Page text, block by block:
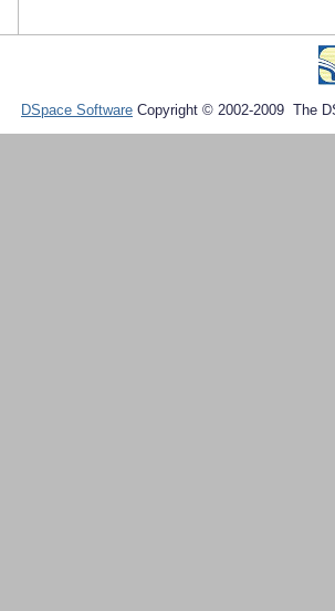
DSpace Software Copyright © 2002-2009 The